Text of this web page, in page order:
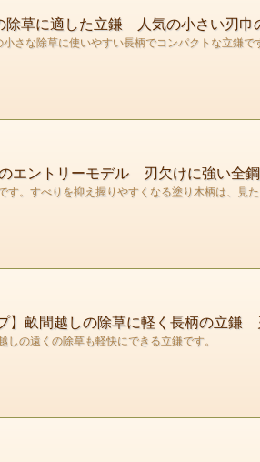
除草に適した立鎌 人気の小さい刃巾
さな除草に使いやすい長柄でコンパクトな立鎌で
エントリーモデル 刃欠けに強い全
。すべりを抑え握りやすくなる塗り木柄は、見た
】畝間越しの除草に軽く長柄の立鎌
の遠くの除草も軽快にできる立鎌です。